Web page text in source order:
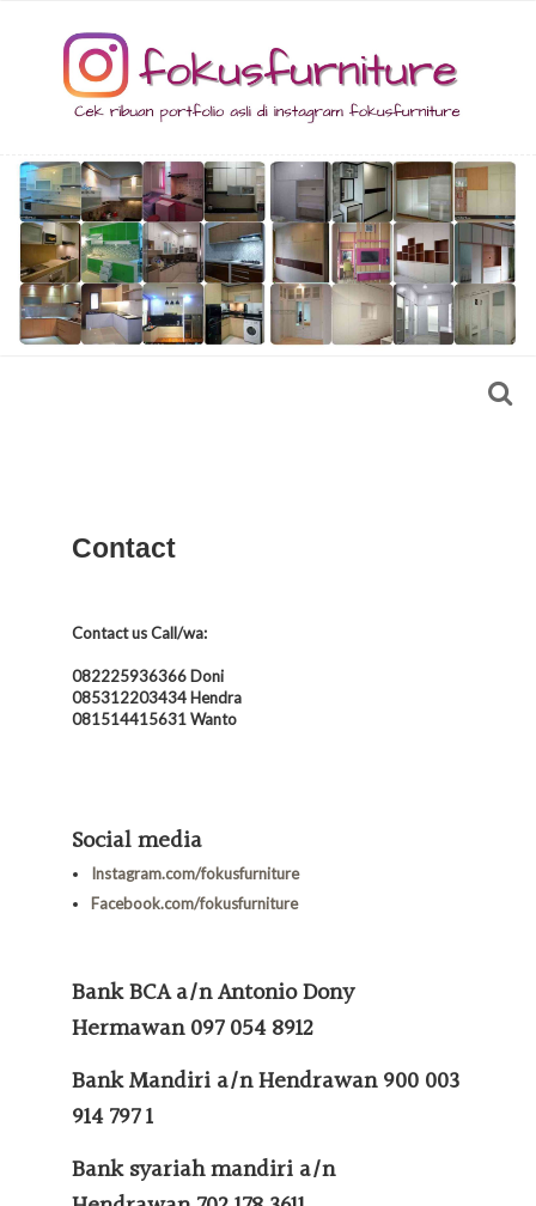
Contact
Contact us Call/wa:
082225936366 Doni
085312203434 Hendra
081514415631 Wanto
Social media
Instagram.com/fokusfurniture
Facebook.com/fokusfurniture
Bank BCA a/n Antonio Dony
Hermawan097 054 8912
BankMandiri a/n Hendrawan 900 003
914 797 1
Bank syariah mandiri a/n